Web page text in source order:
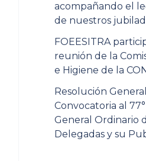
acompañando el
de nuestros
FOEESITRA
reunión de la
e Higiene de la
Resolución
Convocatoria al
General Ordinario
Delegadas y su